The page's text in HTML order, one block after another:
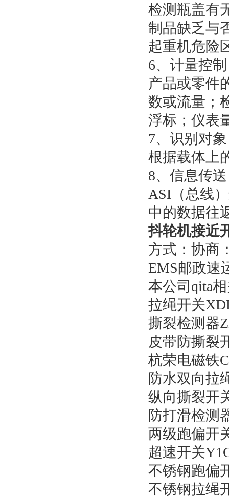
检测瓶盖有
制品缺乏与
起重机危险
6、计量控制
产品或零件
数或流量；
浮标；仪表
7、识别对象
根据载体上
8、信息传送
ASI（总线
中的数据往
抖轮机接近
方式：协商
EMS邮政速
本公司qita
拉绳开关
撕裂检测器
皮带防撕裂
杭荣电磁铁
防水双向拉
纵向撕裂开
防打滑检测
两级跑偏开
超速开关
不锈钢跑偏
不锈钢拉绳